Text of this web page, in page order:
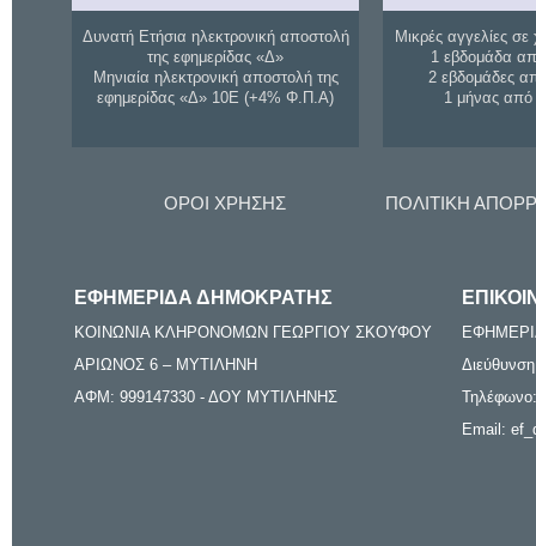
Δυνατή Ετήσια ηλεκτρονική αποστολή
της εφημερίδας «Δ»
Μηνιαία ηλεκτρονική αποστολή της
εφημερίδας «Δ» 10Ε (+4% Φ.Π.Α)
Μικρές αγγελίες σε
1 εβδομάδα
2 εβδομάδες
1 μήνας
ΟΡΟΙ ΧΡΗΣΗΣ ΠΟΛΙΤΙΚΗ
ΕΦΗΜΕΡΙΔΑ ΔΗΜΟΚΡΑΤΗΣ
ΚΟΙΝΩΝΙΑ ΚΛΗΡΟΝΟΜΩΝ ΓΕΩΡΓΙΟΥ ΣΚΟΥΦΟΥ
ΑΡΙΩΝΟΣ 6 – ΜΥΤΙΛΗΝΗ
ΑΦΜ: 999147330 - ΔΟΥ ΜΥΤΙΛΗΝΗΣ
Email: